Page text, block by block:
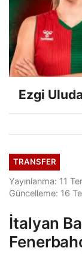
Ezgi
TRANSFER
Yayınlanma: 11
Güncelleme: 16
İtalyan